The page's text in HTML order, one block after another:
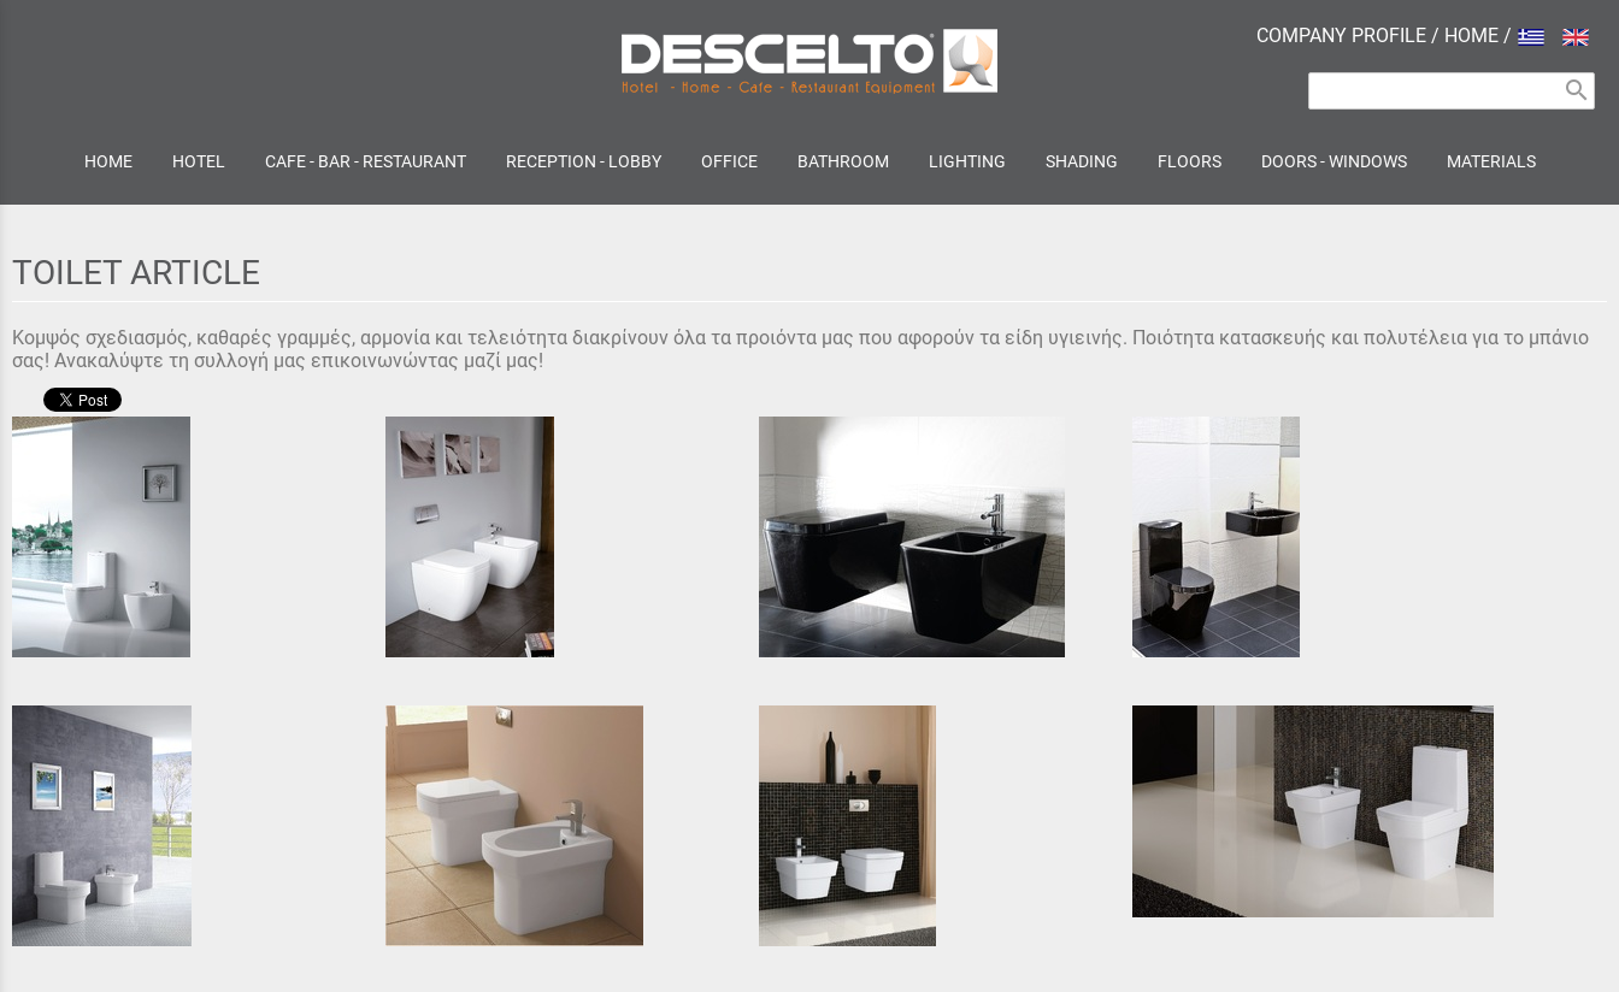
COMPANY PROFILE / HOME /
search
HOME HOTEL CAFE - BAR - RESTAURANT RECEPTION - LOBBY OFFICE BATHROOM LIGHTING SHADING FLOORS DOORS - WINDOWS MATERIALS
TOILET ARTICLE
Κομψός σχεδιασμός, καθαρές γραμμές, αρμονία και τελειότητα διακρίνουν όλα τα προιόντα μας που αφορούν τα είδη υγιεινής. Ποιότητα κατασκευής και πολυτέλεια για το μπάνιο
σας! Ανακαλύψτε τη συλλογή μας επικοινωνώντας μαζί μας!